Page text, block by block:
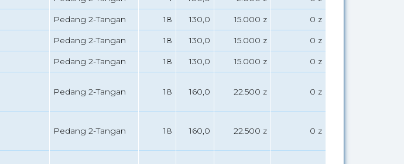
Pedang 2-Tangan 18 130,0 15.000 z
0 z
Pedang 2-Tangan 18 130,0 15.000 z
0 z
Pedang 2-Tangan 18 130,0 15.000 z 0 z
Pedang 2-Tangan 18 160,0 22.500 z 0 z
Pedang 2-Tangan 18 160,0 22.500 z 0 z